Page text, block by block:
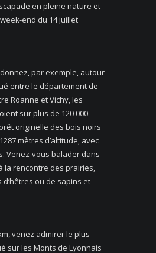
en pleine nature et
end du 14 juillet
par exemple, autour
entre le département de
Roanne et Vichy, les
sur plus de 120 000
originelle des bois noirs
mètres d’altitude, avec
Venez-vous balader dans
la rencontre des prairies,
ou de sapins et
venez admirer le plus
sur les Monts de Lyonnais